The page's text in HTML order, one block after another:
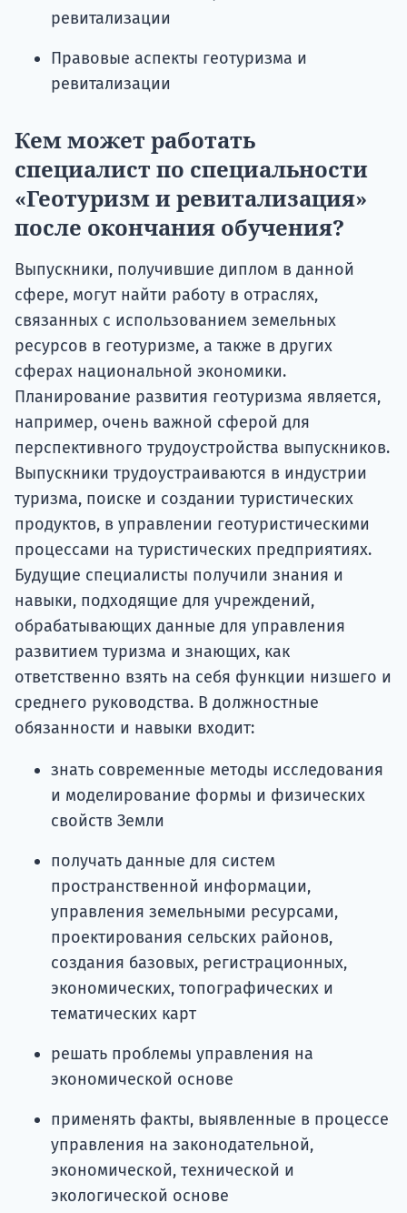
ревитализации
Правовые аспекты геотуризма и
ревитализации
Кем может работать
специалист по специальности
«Геотуризм и ревитализация»
после окончания обучения?
Выпускники, получившие диплом в данной
сфере, могут найти работу в отраслях,
связанных с использованием земельных
ресурсов в геотуризме, а также в других
сферах национальной экономики.
Планирование развития геотуризма является,
например, очень важной сферой для
перспективного трудоустройства выпускников.
Выпускники трудоустраиваются в индустрии
туризма, поиске и создании туристических
продуктов, в управлении геотуристическими
процессами на туристических предприятиях.
Будущие специалисты получили знания и
навыки, подходящие для учреждений,
обрабатывающих данные для управления
развитием туризма и знающих, как
ответственно взять на себя функции низшего и
среднего руководства. В должностные
обязанности и навыки входит:
знать современные методы исследования
и моделирование формы и физических
свойств Земли
получать данные для систем
пространственной информации,
управления земельными ресурсами,
проектирования сельских районов,
создания базовых, регистрационных,
экономических, топографических и
тематических карт
решать проблемы управления на
экономической основе
применять факты, выявленные в процессе
управления на законодательной,
экономической, технической и
экологической основе